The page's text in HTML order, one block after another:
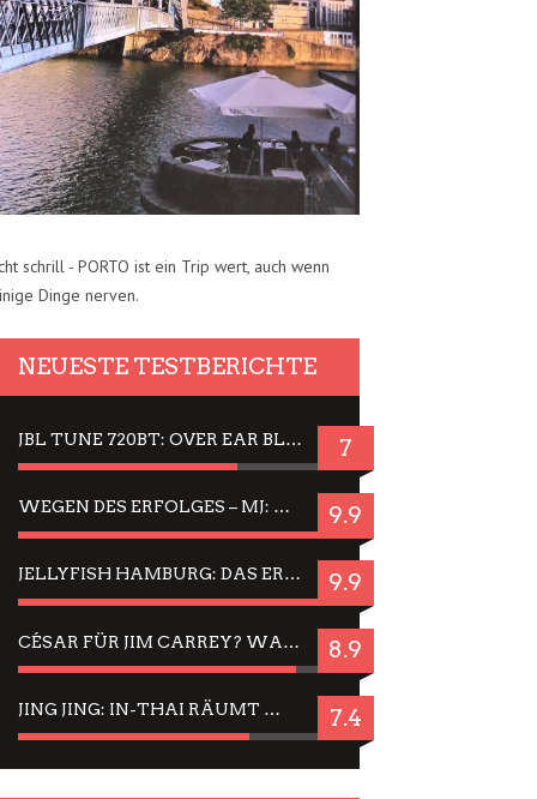
schrill - PORTO ist ein Trip wert, auch wenn
Dinge nerven.
NEUESTE TESTBERICHTE
JBL TUNE 720BT: OVER EAR BLUETOOTH KOPFHÖRER UM DIE 50,-€ IM DAUER-TEST 7
WEGEN DES ERFOLGES – MJ: MICHAEL JACKSON MUSICAL IN EINER MATINEE SEHEN 9.9
JELLYFISH HAMBURG: DAS ERFOLGREICHE SOMMER-MENÜ 2025 IN GEFÜHLEN UND BILDERN 9.9
CÉSAR FÜR JIM CARREY? WARUM DAS EINER DER NERVIGSTEN ACTORS IST UND BLEIBT 8.9
JING JING: IN-THAI RÄUMT WIEDER TITEL AB – EIN ZWEI-STUNDEN-ERLEBNISBERICHT 7.4